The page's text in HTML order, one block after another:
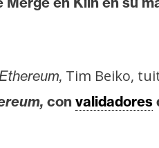
Ethereum, Tim Beiko,
con validadores